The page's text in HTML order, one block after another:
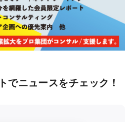
でニュースをチェック！